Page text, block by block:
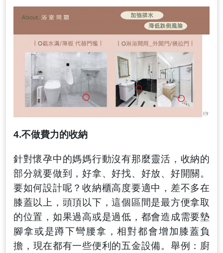
4.不做費力的收納
針對懷孕中的媽媽行動沒有那麼靈活 ， 收納的
部分就要做到
，好拿、好找、好放、好開關。
要如何設計呢？收納櫃高度要適中 ， 差不多在
膝蓋以上 ， 頭頂以下 ，這個區間是最方便拿取
的位置 ， 如果過高或是過低 ， 都會造成需要墊
腳拿或是蹲下彎腰拿 ，相對都會增加膝蓋負
擔 ， 現在都有一些便利的五金設備。 舉例：廚